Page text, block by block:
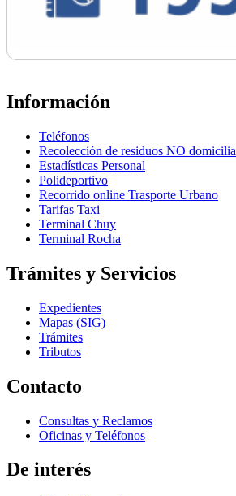
Información
Teléfonos
Recolección de residuos NO
Estadísticas Personal
Polideportivo
Recorrido online Trasporte Urbano
Tarifas Taxi
Terminal Chuy
Terminal Rocha
Trámites y Servicios
Expedientes
Mapas (SIG)
Trámites
Tributos
Contacto
Consultas y Reclamos
Oficinas y Teléfonos
De interés